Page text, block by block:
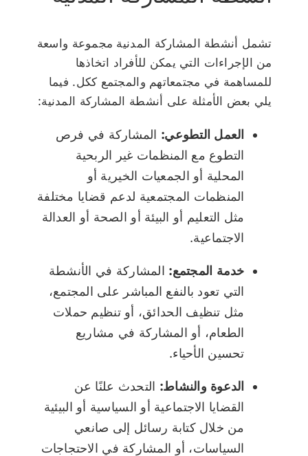
تشمل أنشطة المشاركة المدنية مجموعة واسعة
من الإجراءات التي يمكن للأفراد اتخاذها
للمساهمة في مجتمعاتهم والمجتمع ككل. فيما
يلي بعض الأمثلة على أنشطة المشاركة المدنية:
العمل التطوعي: المشاركة في فرص
التطوع مع المنظمات غير الربحية
المحلية أو الجمعيات الخيرية أو
المنظمات المجتمعية لدعم قضايا مختلفة
مثل التعليم أو البيئة أو الصحة أو العدالة
الاجتماعية.
خدمة المجتمع: المشاركة في الأنشطة
التي تعود بالنفع المباشر على المجتمع،
مثل تنظيف الحدائق، أو تنظيم حملات
الطعام، أو المشاركة في مشاريع
تحسين الأحياء.
الدعوة والنشاط: التحدث علنًا عن
القضايا الاجتماعية أو السياسية أو البيئية
من خلال كتابة رسائل إلى صانعي
السياسات، أو المشاركة في الاحتجاجات